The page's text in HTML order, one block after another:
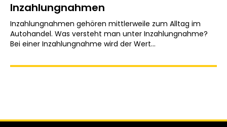
Inzahlung­nahmen
Inzahlungnahmen gehören mittlerweile zum Alltag im
Autohandel. Was versteht man unter Inzahlungnahme?
Bei einer Inzahlungnahme wird der Wert...